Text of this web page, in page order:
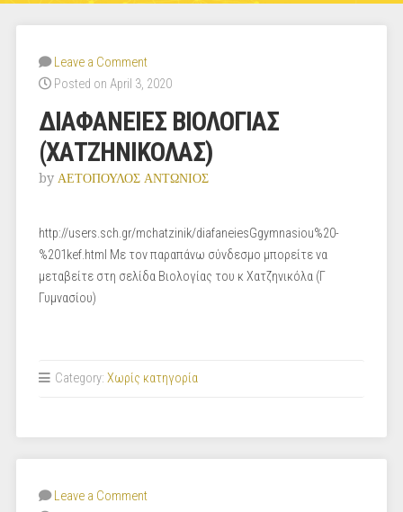
Leave a Comment
Posted on April 3, 2020
ΔΙΑΦΑΝΕΙΕΣ ΒΙΟΛΟΓΙΑΣ
(ΧΑΤΖΗΝΙΚΟΛΑΣ)
by ΑΕΤΟΠΟΥΛΟΣ ΑΝΤΩΝΙΟΣ
http://users.sch.gr/mchatzinik/diafaneiesGgymnasiou%20-
%201kef.html Με τον παραπάνω σύνδεσμο μπορείτε να
μεταβείτε στη σελίδα Βιολογίας του κ Χατζηνικόλα (Γ
Γυμνασίου)
Category: Χωρίς κατηγορία
Leave a Comment